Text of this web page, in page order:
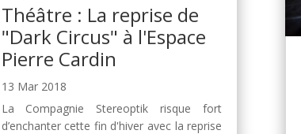
Théâtre : La reprise de
"Dark Circus" à l'Espace
Pierre Cardin
13 Mar 2018
La Compagnie Stereoptik risque fort
d’enchanter cette fin d'hiver avec la reprise